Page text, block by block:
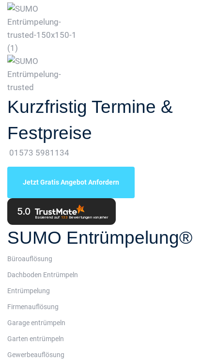
Kurzfristig Termine &
Festpreise
01573 5981134
Jetzt Gratis Angebot Anfordern
5.0
Basierend auf 133 Bewertungen von jeher
SUMO Entrümpelung®
Büroauflösung
Dachboden Entrümpeln
Entrümpelung
Firmenauflösung
Garage entrümpeln
Garten entrümpeln
Gewerbeauflösung